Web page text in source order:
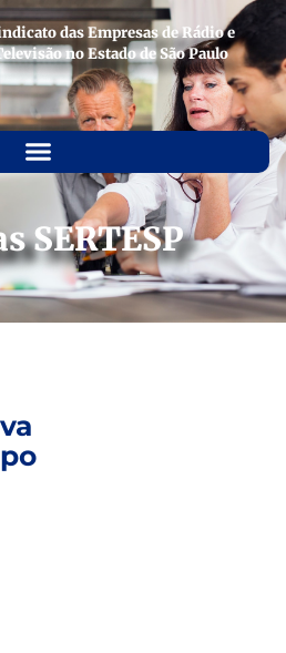
das Empresas de Rádio e
no Estado de São Paulo
SERTESP